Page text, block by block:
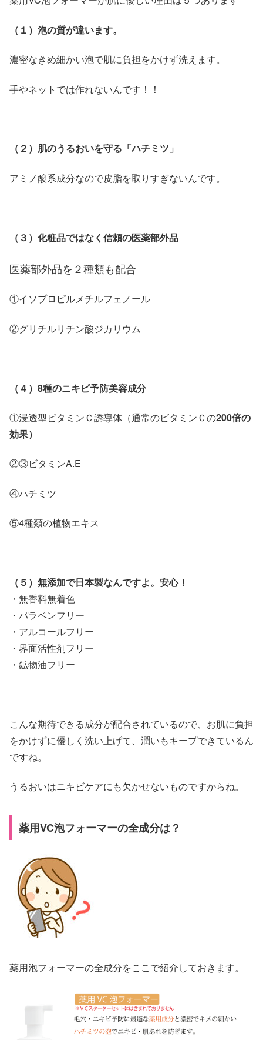
（１）泡の質が違います。
濃密なきめ細かい泡で肌に負担をかけず洗えます。
手やネットでは作れないんです！！
（２）肌のうるおいを守る「ハチミツ」
アミノ酸系成分なので皮脂を取りすぎないんです。
（３）化粧品ではなく信頼の医薬部外品
医薬部外品を２種類も配合
①イソプロピルメチルフェノール
②グリチルリチン酸ジカリウム
（４）8種のニキビ予防美容成分
①浸透型ビタミンＣ誘導体（通常のビタミンＣの200倍の
効果）
②③ビタミンA.E
④ハチミツ
⑤4種類の植物エキス
（５）無添加で日本製なんですよ。安心！
・無香料無着色
・パラベンフリー
・アルコールフリー
・界面活性剤フリー
・鉱物油フリー
こんな期待できる成分が配合されているので、お肌に負担
をかけずに優しく洗い上げて、潤いもキープできているん
ですね。
うるおいはニキビケアにも欠かせないものですからね。
薬用VC泡フォーマーの全成分は？
薬用泡フォーマーの全成分をここで紹介しておきます。